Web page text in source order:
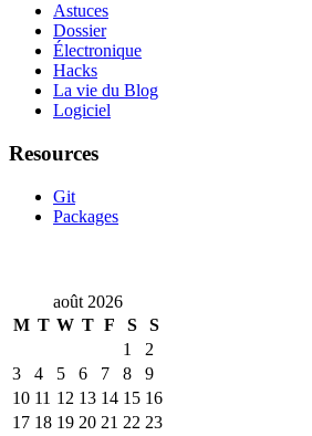
Astuces
Dossier
Électronique
Hacks
La vie du Blog
Logiciel
Resources
Git
Packages
août 2026
M T W T F S S
1
2
3
4 5 6 7 8
9
10 11 12 13 14 15 16
17 18 19 20 21 22 23